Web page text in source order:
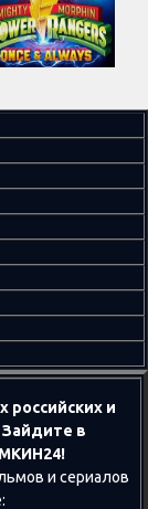
российских и
в
и сериалов